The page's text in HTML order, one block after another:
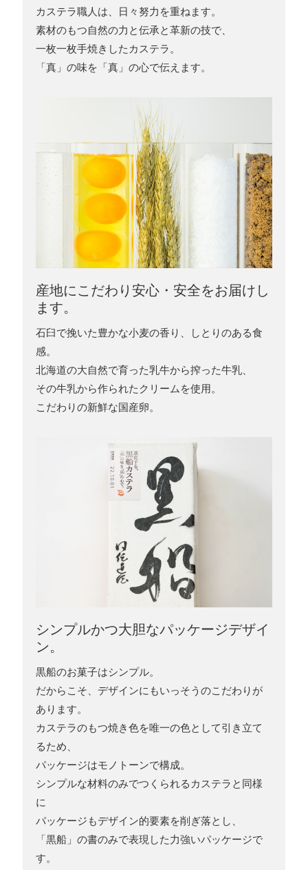
カステラ職人は、日々努力を重ねます。
素材のもつ自然の力と伝承と革新の技で、
一枚一枚手焼きしたカステラ。
「真」の味を「真」の心で伝えます。
産地にこだわり安心・安全をお届けし
ます。
石臼で挽いた豊かな小麦の香り、しとりのある食
感。
北海道の大自然で育った乳牛から搾った牛乳、
その牛乳から作られたクリームを使用。
こだわりの新鮮な国産卵。
シンプルかつ大胆なパッケージデザイ
ン。
黒船のお菓子はシンプル。
だからこそ、デザインにもいっそうのこだわりが
あります。
カステラのもつ焼き色を唯一の色として引き立て
るため、
パッケージはモノトーンで構成。
シンプルな材料のみでつくられるカステラと同様
に
パッケージもデザイン的要素を削ぎ落とし、
「黒船」の書のみで表現した力強いパッケージで
す。